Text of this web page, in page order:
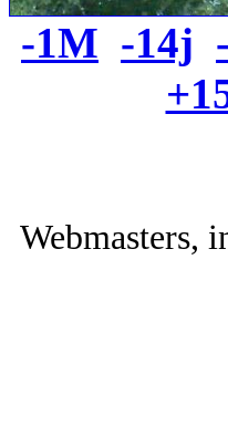
-1M -14j
Webmasters,